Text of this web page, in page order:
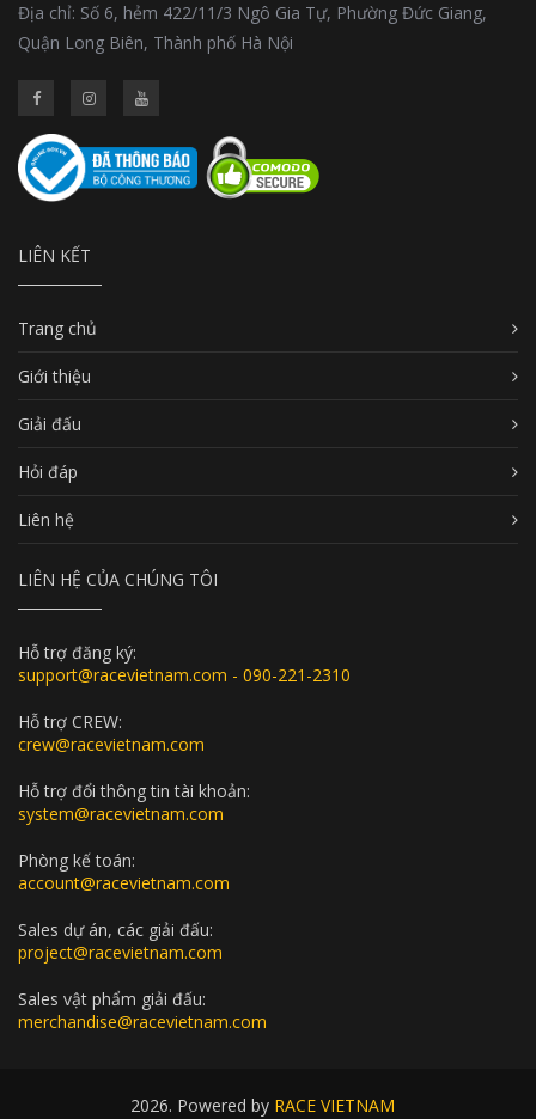
Địa chỉ: Số 6, hẻm 422/11/3 Ngô Gia Tự, Phường Đức Giang,
Quận Long Biên, Thành phố Hà Nội
LIÊN KẾT
Trang chủ
Giới thiệu
Giải đấu
Hỏi đáp
Liên hệ
LIÊN HỆ CỦA CHÚNG TÔI
Hỗ trợ đăng ký:
support@racevietnam.com - 090-221-2310
Hỗ trợ CREW:
crew@racevietnam.com
Hỗ trợ đổi thông tin tài khoản:
system@racevietnam.com
Phòng kế toán:
account@racevietnam.com
Sales dự án, các giải đấu:
project@racevietnam.com
Sales vật phẩm giải đấu:
merchandise@racevietnam.com
2026. Powered by RACE VIETNAM